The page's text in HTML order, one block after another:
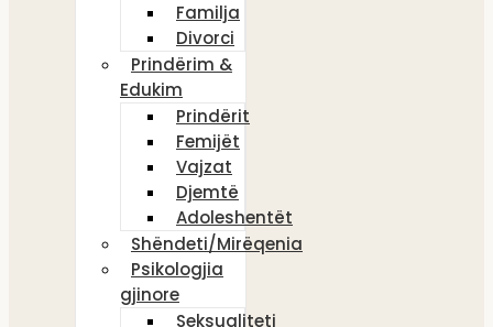
Familja
Divorci
Prindërim &
Edukim
Prindërit
Femijët
Vajzat
Djemtë
Adoleshentët
Shëndeti/Mirëqenia
Psikologjia
gjinore
Seksualiteti